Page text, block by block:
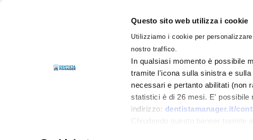
Questo sito web utilizza i cookie
Utilizziamo i cookie per
nostro traffico.
In qualsiasi momento è possibile
tramite l'icona sulla sinistra e sulla
necessari e pertanto abilitati (non
statistici è di 26 mesi. E' possibile
indirizzo: dentistamanager.it/
Chiudendo questo banner
SEO per lo studio